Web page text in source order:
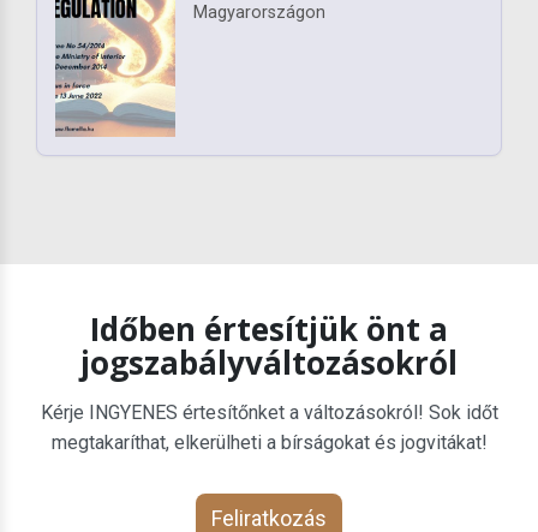
Magyarországon
Időben értesítjük önt a
jogszabályváltozásokról
Kérje INGYENES értesítőnket a változásokról! Sok időt
megtakaríthat, elkerülheti a bírságokat és jogvitákat!
Feliratkozás